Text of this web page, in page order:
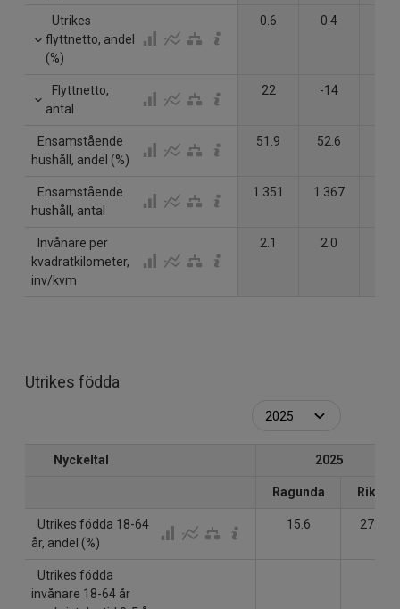
Utrikes
flyttnetto, andel
(%)
0.6 0.4
Flyttnetto,
antal
22 -14
Ensamstående
hushåll, andel (%)
51.9 52.6
Ensamstående
hushåll, antal
1 351 1 367
Invånare per
kvadratkilometer,
inv/kvm
2.1 2.0
Utrikes födda
Nyckeltal 2025
Ragunda Riket
Utrikes födda 18-64
år, andel (%)
15.6 27.0
Utrikes födda
invånare 18-64 år